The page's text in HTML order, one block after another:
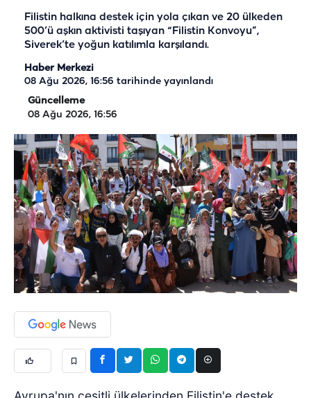
Filistin halkına destek için yola çıkan ve 20 ülkeden
500’ü aşkın aktivisti taşıyan “Filistin Konvoyu”,
Siverek’te yoğun katılımla karşılandı.
Haber Merkezi
08 Ağu 2026, 16:56 tarihinde yayınlandı
Güncelleme
08 Ağu 2026, 16:56